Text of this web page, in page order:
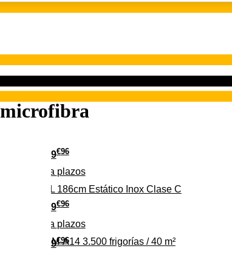
279€96
349€96
Pago a plazos
C 315L 186cm Estático Inox Clase C
369€96
Pago a plazos
CLIM-A14 3.500 frigorías / 40 m²